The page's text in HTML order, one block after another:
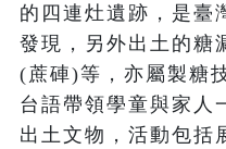
的四連灶遺跡，是臺
發現，另外出土的糖
(蔗硨)等，亦屬製糖
台語帶領學童與家人
出土文物，活動包括